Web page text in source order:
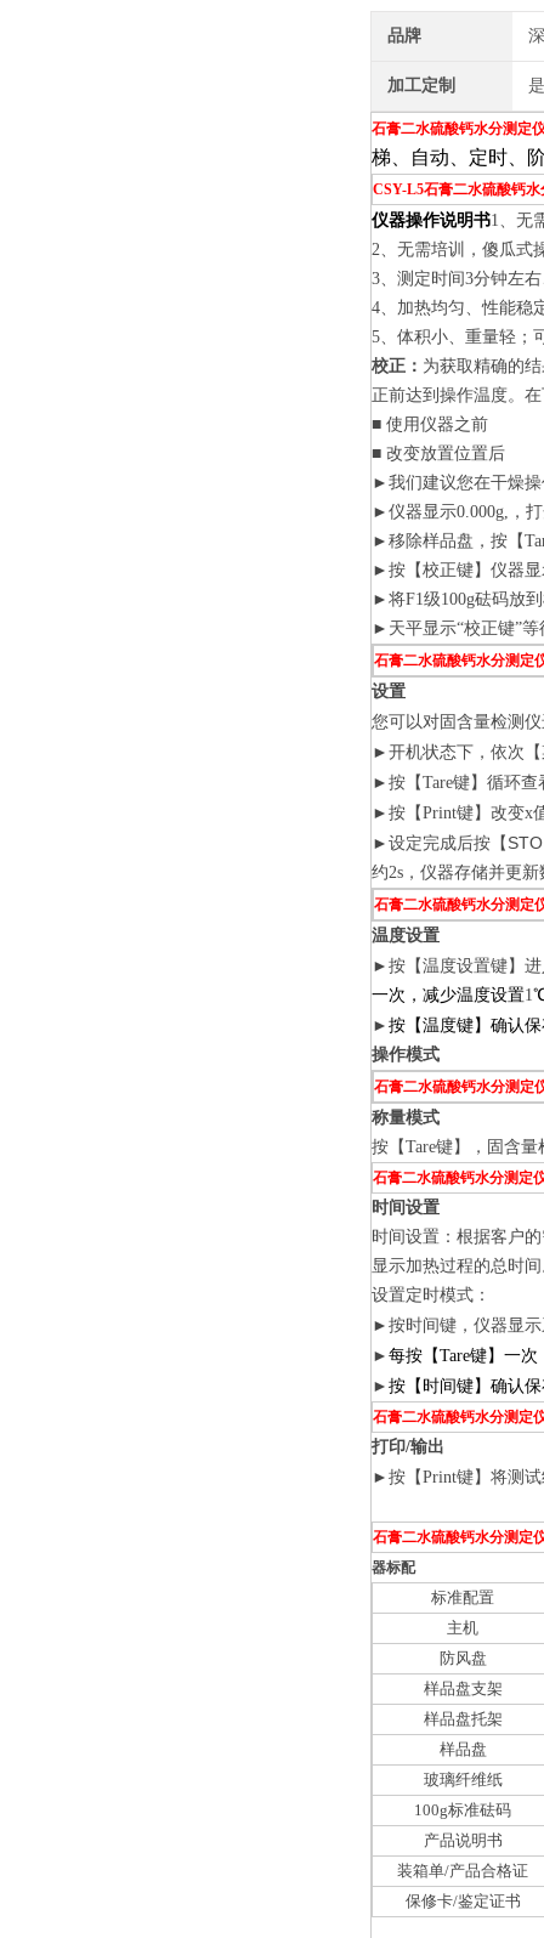
品牌
加工定制 是
石膏二水硫酸钙水分测定
梯、 自动、定时、
CSY-L5石膏二水硫酸钙
仪器操作说明书1、无
2、无需培训，傻瓜式
3、测定时间3分钟左
4、加热均匀、性能稳
5、体积小、重量轻；
校正： 为获取精确的
正前达到操作温度。
■ 使用仪器之前
■ 改变放置位置后
► 我们建议您在干燥
► 仪器显示0.000g,，
► 移除样品盘，按【
► 按【校正键】仪器显
► 将F1级100g砝码放
► 天平显示“校正键”
石膏二水硫酸钙水分测定
设置
您可以对固含量检测
► 开机状态下，依次
► 按【Tare键】循环
► 按【Print键】改变x
► 设定完成后按【
约2s，仪器存储并更
石膏二水硫酸钙水分测定
温度设置
► 按【温度设置键】
一次，减少温度设置1
► 按【温度键】确认
操作模式
石膏二水硫酸钙水分测定
称量模式
按【Tare键】，固含
石膏二水硫酸钙水分测定
时间设置
时间设置：根据客户
显示加热过程的总时
设置定时模式：
► 按时间键，仪器显
► 每按【Tare键】一
► 按【时间键】确认
石膏二水硫酸钙水分测定
打印/输出
► 按【Print键】将测
石膏二水硫酸钙水分测定
器标配
标准配置
主机
防风盘
样品盘支架
样品盘托架
样品盘
玻璃纤维纸
100g标准砝码
产品说明书
装箱单/产品合格证
保修卡/鉴定证书